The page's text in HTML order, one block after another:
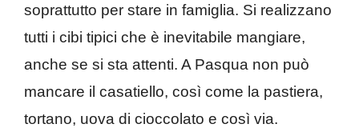
soprattutto per stare in famiglia. Si realizzano
tutti i cibi tipici che è inevitabile mangiare,
anche se si sta attenti. A Pasqua non può
mancare il casatiello, così come la pastiera,
tortano, uova di cioccolato e così via.